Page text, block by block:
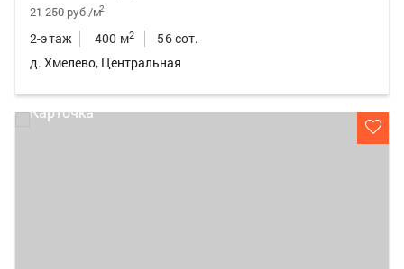
21 250 руб./м2
2-этаж 400 м2
56 сот.
д. Хмелево, Центральная